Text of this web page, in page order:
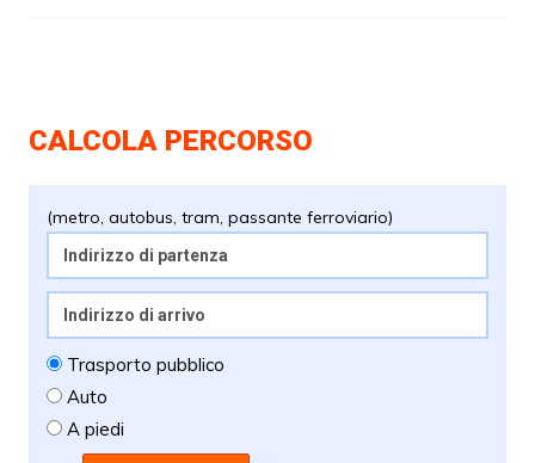
CALCOLA PERCORSO
(metro, autobus, tram, passante ferroviario)
Trasporto pubblico
Auto
A piedi